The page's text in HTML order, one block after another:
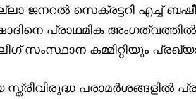
ജനറൽ സെക്രട്ടറി എച്ച്
പ്രാഥമിക
സംസ്ഥാന കമ്മിറ്റിയും
സ്ത്രീവിരുദ്ധ പരാമർശങ്ങളിൽ